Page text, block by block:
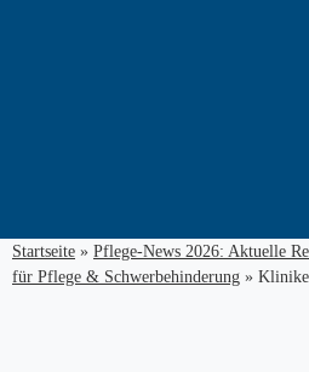
Startseite » Pflege-News 2026: Aktuelle
für Pflege & Schwerbehinderung »